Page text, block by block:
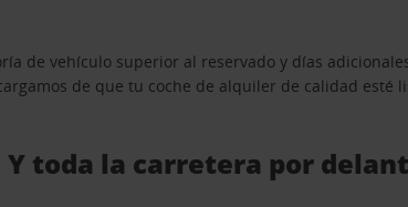
de vehículo superior al reservado y días
de que tu coche de alquiler de calidad esté
toda la carretera por